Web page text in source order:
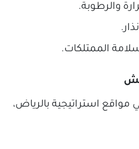
والرطوبة.
الممتلكات.
مواقع استراتيجية بالرياض،